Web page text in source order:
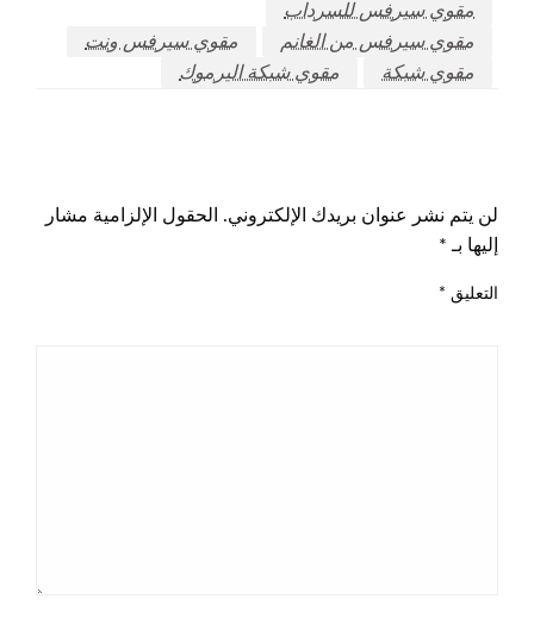
مقوي سيرفس للسرداب
مقوي سيرفس من الغانم
مقوي سيرفس ونت
مقوي شبكة
مقوي شبكة اليرموك
لن يتم نشر عنوان بريدك الإلكتروني.
الحقول الإلزامية مشار
إليها بـ *
التعليق *